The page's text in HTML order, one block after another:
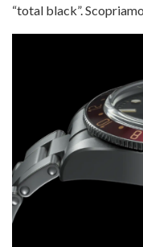
“total black”.